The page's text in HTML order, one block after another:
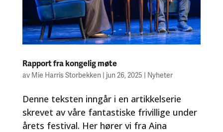
Rapport fra kongelig møte
av Mie Harris Storbekken jun 26, 2025 Nyheter
Denne teksten inngår i en artikkelserie
skrevet av våre fantastiske frivillige under
årets festival. Her hører vi fra Aina